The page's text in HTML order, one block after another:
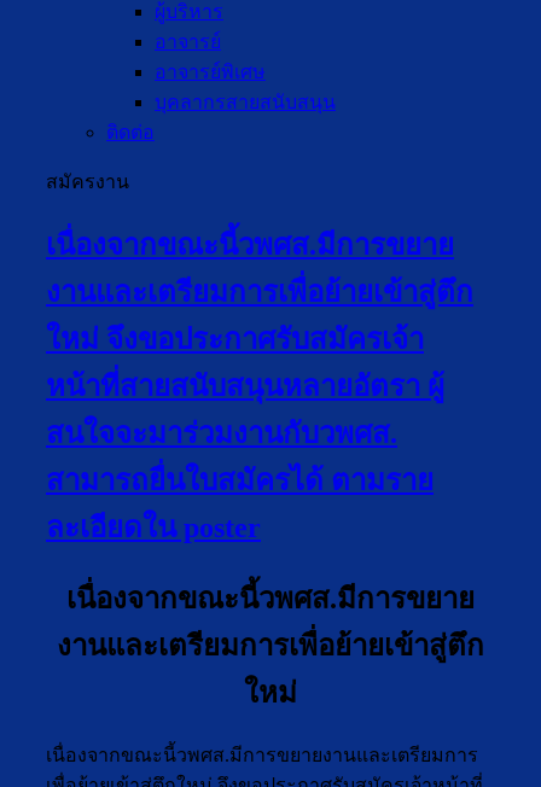
ผู้บริหาร
อาจารย์
อาจารย์พิเศษ
บุคลากรสายสนับสนุน
ติดต่อ
สมัครงาน
เนื่องจากขณะนี้วพศส.มีการขยาย
งานและเตรียมการเพื่อย้ายเข้าสู่ตึก
ใหม่ จึงขอประกาศรับสมัครเจ้า
หน้าที่สายสนับสนุนหลายอัตรา ผู้
สนใจจะมาร่วมงานกับวพศส.
สามารถยื่นใบสมัครได้ ตามราย
ละเอียดใน poster
เนื่องจากขณะนี้วพศส.มีการขยาย
งานและเตรียมการเพื่อย้ายเข้าสู่ตึก
ใหม่
เนื่องจากขณะนี้วพศส.มีการขยายงานและเตรียมการ